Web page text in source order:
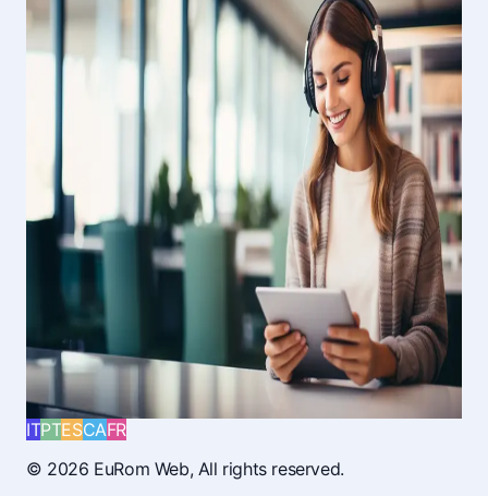
ITPTESCAFR
© 2026 EuRom Web, All rights reserved.